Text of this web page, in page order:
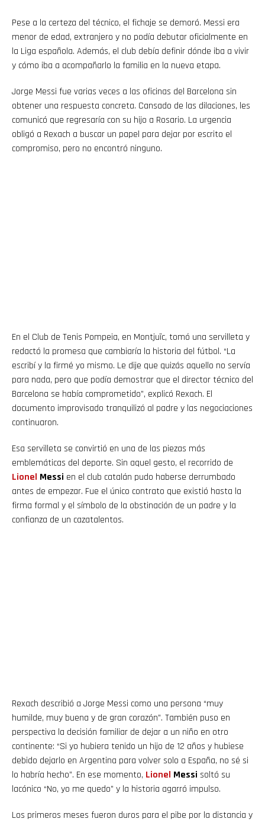
Pese a la certeza del técnico, el fichaje se demoró. Messi era
menor de edad, extranjero y no podía debutar oficialmente en
la Liga española. Además, el club debía definir dónde iba a vivir
y cómo iba a acompañarlo la familia en la nueva etapa.
Jorge Messi fue varias veces a las oficinas del Barcelona sin
obtener una respuesta concreta. Cansado de las dilaciones, les
comunicó que regresaría con su hijo a Rosario. La urgencia
obligó a Rexach a buscar un papel para dejar por escrito el
compromiso, pero no encontró ninguno.
En el Club de Tenis Pompeia, en Montjuïc, tomó una servilleta y
redactó la promesa que cambiaría la historia del fútbol. “La
escribí y la firmé yo mismo. Le dije que quizás aquello no servía
para nada, pero que podía demostrar que el director técnico del
Barcelona se había comprometido”, explicó Rexach. El
documento improvisado tranquilizó al padre y las negociaciones
continuaron.
Esa servilleta se convirtió en una de las piezas más
emblemáticas del deporte. Sin aquel gesto, el recorrido de
Lionel Messi en el club catalán pudo haberse derrumbado
antes de empezar. Fue el único contrato que existió hasta la
firma formal y el símbolo de la obstinación de un padre y la
confianza de un cazatalentos.
Rexach describió a Jorge Messi como una persona “muy
humilde, muy buena y de gran corazón”. También puso en
perspectiva la decisión familiar de dejar a un niño en otro
continente: “Si yo hubiera tenido un hijo de 12 años y hubiese
debido dejarlo en Argentina para volver solo a España, no sé si
lo habría hecho”. En ese momento, Lionel Messi soltó su
lacónico “No, yo me quedo” y la historia agarró impulso.
Los primeros meses fueron duros para el pibe por la distancia y